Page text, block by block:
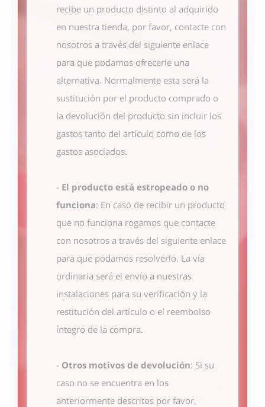
recibe un producto distinto al adquirido
en nuestra tienda, por favor, contacte con
nosotros a través del siguiente enlace
para que podamos ofrecerle una
alternativa. Normalmente esta será la
sustitución por el producto comprado o
la devolución del producto sin incluir los
gastos tanto del artículo como de los
gastos asociados.
- El producto está estropeado o no
funciona: En caso de recibir un producto
que no funciona rogamos que contacte
con nosotros a través del siguiente enlace
para que podamos resolverlo. La vía
ordinaria será el envío a nuestras
instalaciones para su verificación y la
restitución del artículo o el reembolso
íntegro de la compra.
- Otros motivos de devolución: Si su
caso no se encuentra en los
anteriormente descritos por favor,